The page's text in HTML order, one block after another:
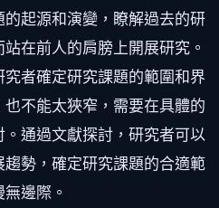
起源和演變，瞭解過去的研
在前人的肩膀上開展研究。
者確定研究課題的範圍和界
不能太狹窄，需要在具體的
通過文獻探討，研究者可以
勢，確定研究課題的合適範
邊際。